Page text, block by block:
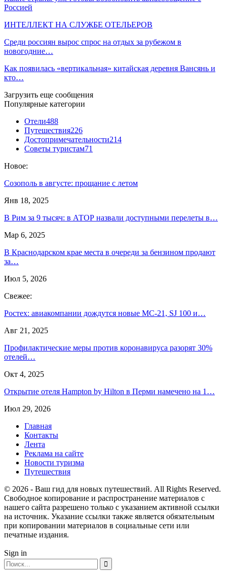
Россией
ИНТЕЛЛЕКТ НА СЛУЖБЕ ОТЕЛЬЕРОВ
Среди россиян вырос спрос на отдых за рубежом в
новогодние…
Как появилась «вертикальная» китайская деревня Вансянь и
кто…
Загрузить еще сообщения
Популярные категории
Отели488
Путешествия226
Достопримечательности214
Советы туристам71
Новое:
Созополь в августе: прощание с летом
Янв 18, 2025
В Рим за 9 тысяч: в АТОР назвали доступными перелеты в…
Мар 6, 2025
В Краснодарском крае места в очереди за бензином продают
за…
Июл 5, 2026
Свежее:
Ростех: авиакомпании дождутся новые МС-21, SJ 100 и…
Авг 21, 2025
Профилактические меры против коронавируса разорят 30%
отелей…
Окт 4, 2025
Открытие отеля Hampton by Hilton в Перми намечено на 1…
Июл 29, 2026
Главная
Контакты
Лента
Реклама на сайте
Новости туризма
Путешествия
© 2026 - Ваш гид для новых путешествий. All Rights Reserved.
Свободное копирование и распространение материалов с
нашего сайта разрешено только с указанием активной ссылки
на источник. Указание ссылки также является обязательным
при копировании материалов в социальные сети или
печатные издания.
Sign in